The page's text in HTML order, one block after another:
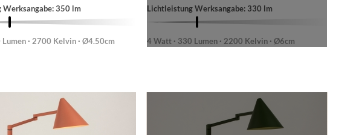
Werksangabe: 350 lm
· 2700 Kelvin · Ø4.50cm
Lichtleistung Werksangabe: 330 lm
4 Watt · 330 Lumen · 2200 Kelvin · Ø6cm